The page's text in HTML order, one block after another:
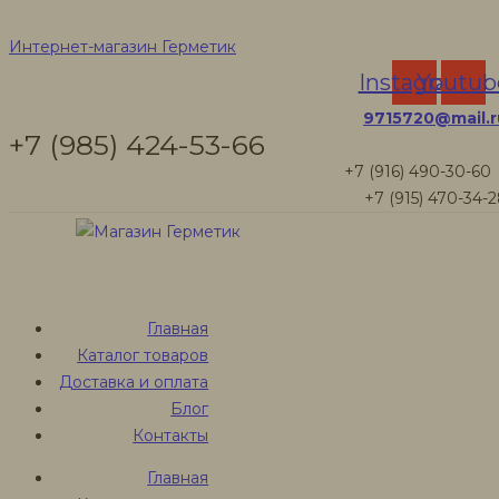
Интернет-магазин Герметик
Instagram
+7 (985) 424-53-66
+7 (916) 490-30-60
+7 (915) 470-34-
Главная
Каталог товаров
Доставка и оплата
Блог
Контакты
Главная
Отбеливатели
для древесины
Товары